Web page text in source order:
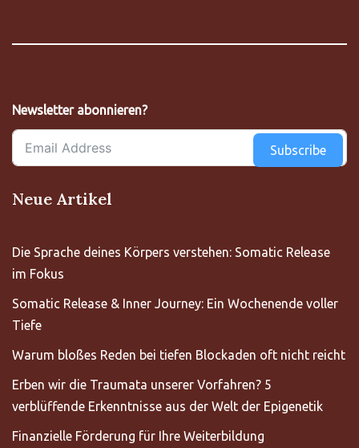
Newsletter abonnieren?
Subscribe
Neue Artikel
Die Sprache deines Körpers verstehen: Somatic Release
im Fokus
Somatic Release & Inner Journey: Ein Wochenende voller
Tiefe
Warum bloßes Reden bei tiefen Blockaden oft nicht reicht
Erben wir die Traumata unserer Vorfahren? 5
verblüffende Erkenntnisse aus der Welt der Epigenetik
Finanzielle Förderung für Ihre Weiterbildung